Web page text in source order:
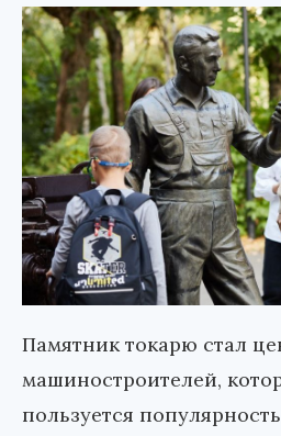
Памятник токарю стал
машиностроителей,
пользуется